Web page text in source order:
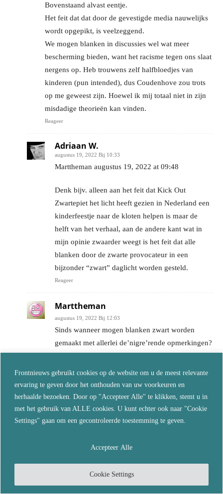
Frontnieuws gebruikt cookies op de website om u de meest relevante
ervaring te geven door het onthouden van uw voorkeuren en
herhaalde bezoeken. Door op "Accepteer Alle" te klikken, stemt u in
met het gebruik van ALLE cookies. U kunt echter ook naar "Cookie
Settings" gaan om een gecontroleerde toestemming te geven.
Cookie Settings
Accepteer Alle
Bovenstaand alvast eentje.
Het feit dat dat door de gevestigde media nauwelijks
wordt opgepikt, is veelzeggend.
We mogen blanken in discussies wel wat meer
bescherming bieden, want het racisme tegen ons slaat
nergens op. Heb trouwens zelf halfbloedjes van
kinderen (pun intended), dus Coudenhove zou trots
op me geweest zijn. Hoewel ik mij totaal niet in zijn
misdadige theorieën kan vinden.
Reageer
Adriaan W.
augustus 19, 2022 Bij 10:33
Marttheman augustus 19, 2022 at 09:48
Denk bijv. alleen aan het feit dat Kick Out
Zwartepiet het licht heeft gezien in Nederland een
kinderfeestje naar de kloten helpen is maar de
helft van het verhaal, aan de andere kant wat in
mijn opinie zwaarder weegt is het feit dat alle
blanken door de zwarte provocateur in een
bijzonder “zwart” daglicht worden gesteld.
Reageer
Marttheman
augustus 19, 2022 Bij 12:03
Sinds wanneer mogen blanken zwart worden
gemaakt met allerlei de’nigre’rende opmerkingen?
meent hij het wel goed! Zo heb ik me althans laten
bezingen. Nu nog even het liedje van Moriaantje
zingen zonder censuur. Hier weer de bron, want
wat moeten we zonder:
https://www.youtube.com/watch?
byRonaldWierema
ohjd